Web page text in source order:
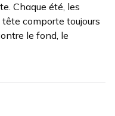
Chaque été, les
comporte toujours
le fond, le